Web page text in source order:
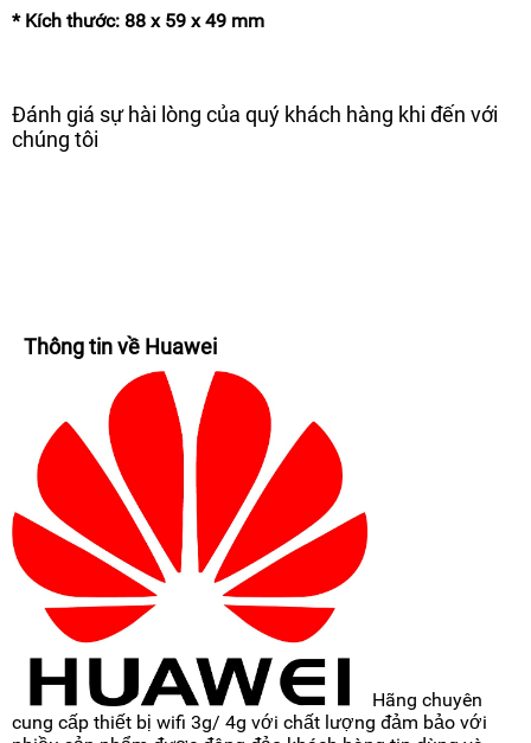
* Kích thước: 88 x 59 x 49 mm
Đánh giá sự hài lòng của quý khách hàng khi đến với
chúng tôi
Thông tin về Huawei
Hãng chuyên
cung cấp thiết bị wifi 3g/ 4g với chất lượng đảm bảo với